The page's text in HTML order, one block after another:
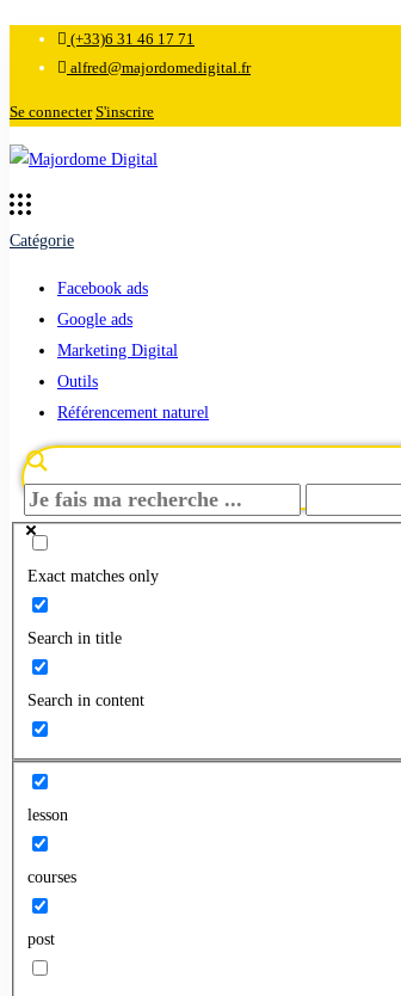
(+33)6 31 46 17 71
alfred@majordomedigital.fr
Se connecter S'inscrire
Catégorie
Facebook ads
Google ads
Marketing Digital
Outils
Référencement naturel
Exact matches only
Search in title
Search in content
lesson
courses
post